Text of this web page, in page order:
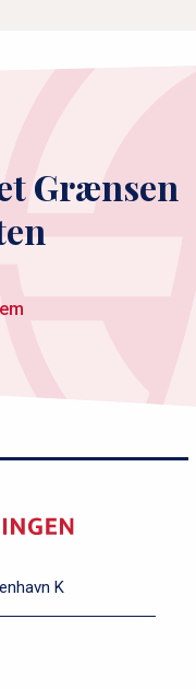
Grænsen
K